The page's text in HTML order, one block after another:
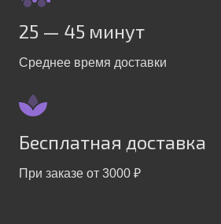
25 — 45 минут
Среднее время доставки
Бесплатная доставка
При заказе от 3000 ₽